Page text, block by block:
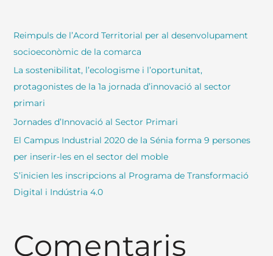
Reimpuls de l’Acord Territorial per al desenvolupament
socioeconòmic de la comarca
La sostenibilitat, l’ecologisme i l’oportunitat,
protagonistes de la 1a jornada d’innovació al sector
primari
Jornades d’Innovació al Sector Primari
El Campus Industrial 2020 de la Sénia forma 9 persones
per inserir-les en el sector del moble
S’inicien les inscripcions al Programa de Transformació
Digital i Indústria 4.0
Comentaris